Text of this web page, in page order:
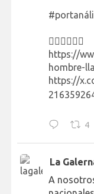
👉🏻👉🏻👉🏻
https://
hombre-
https://
4
La
A